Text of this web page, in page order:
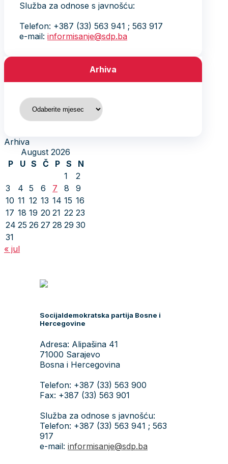
Služba za odnose s javnošću:
Telefon: +387 (33) 563 941 ; 563 917
e-mail: informisanje@sdp.ba
Arhiva
Arhiva
Arhiva
August 2026
P
U S Č P S
N
1
2
3
4 5 6 7 8
9
10 11 12 13 14 15 16
17 18 19 20 21 22 23
24 25 26 27 28 29 30
31
« jul
Socijaldemokratska partija Bosne i
Hercegovine
Adresa: Alipašina 41
71000 Sarajevo
Bosna i Hercegovina
Telefon: +387 (33) 563 900
Fax: +387 (33) 563 901
Služba za odnose s javnošću:
Telefon: +387 (33) 563 941 ; 563
917
e-mail: informisanje@sdp.ba